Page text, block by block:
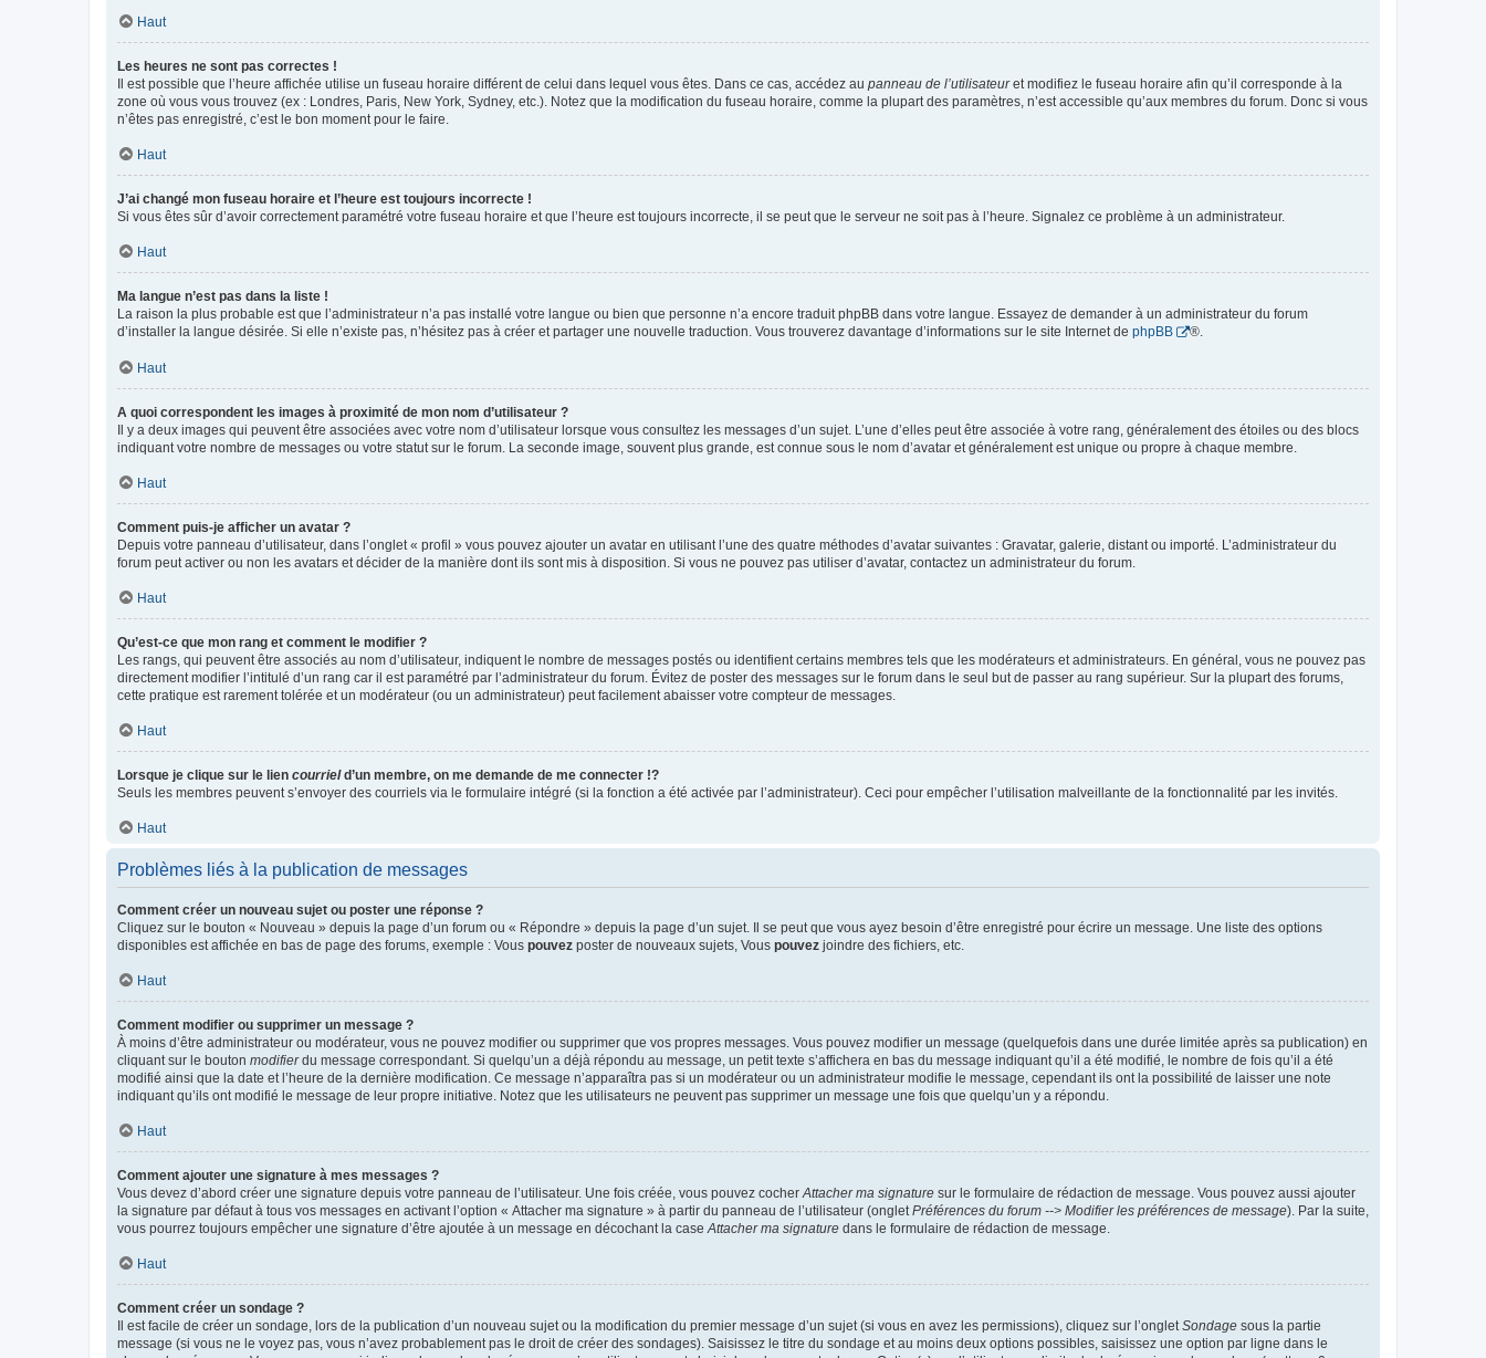
Haut
Les heures ne sont pas correctes !
Il est possible que l’heure affichée utilise un fuseau horaire différent de celui dans lequel vous êtes. Dans ce cas, accédez au panneau de l’utilisateuret modifiez le fuseau horaire afin qu’il corresponde à la
zone où vous vous trouvez (ex : Londres, Paris, New York, Sydney, etc.). Notez que la modification du fuseau horaire, comme la plupart des paramètres, n’est accessible qu’aux membres du forum. Donc si vous
n’êtes pas enregistré, c’est le bon moment pour le faire.
Haut
J’ai changé mon fuseau horaire et l’heure est toujours incorrecte !
Si vous êtes sûr d’avoir correctement paramétré votre fuseau horaire et que l’heure est toujours incorrecte, il se peut que le serveur ne soit pas à l’heure. Signalez ce problème à un administrateur.
Haut
Ma langue n’est pas dans la liste !
La raison la plus probable est que l’administrateur n’a pas installé votre langue ou bien que personne n’a encore traduit phpBB dans votre langue. Essayez de demander à un administrateur du forum
d’installer la langue désirée. Si elle n’existe pas, n’hésitez pas à créer et partager une nouvelle traduction. Vous trouverez davantage d’informations sur le site Internet de phpBB ®.
Haut
A quoi correspondent les images à proximité de mon nom d’utilisateur ?
Il y a deux images qui peuvent être associées avec votre nom d’utilisateur lorsque vous consultez les messages d’un sujet. L’une d’elles peut être associée à votre rang, généralement des étoiles ou des blocs
indiquant votre nombre de messages ou votre statut sur le forum. La seconde image, souvent plus grande, est connue sous le nom d’avatar et généralement est unique ou propre à chaque membre.
Haut
Comment puis-je afficher un avatar ?
Depuis votre panneau d’utilisateur, dans l’onglet « profil » vous pouvez ajouter un avatar en utilisant l’une des quatre méthodes d’avatar suivantes : Gravatar, galerie, distant ou importé. L’administrateur du
forum peut activer ou non les avatars et décider de la manière dont ils sont mis à disposition. Si vous ne pouvez pas utiliser d’avatar, contactez un administrateur du forum.
Haut
Qu’est-ce que mon rang et comment le modifier ?
Les rangs, qui peuvent être associés au nom d’utilisateur, indiquent le nombre de messages postés ou identifient certains membres tels que les modérateurs et administrateurs. En général, vous ne pouvez pas
directement modifier l’intitulé d’un rang car il est paramétré par l’administrateur du forum. Évitez de poster des messages sur le forum dans le seul but de passer au rang supérieur. Sur la plupart des forums,
cette pratique est rarement tolérée et un modérateur (ou un administrateur) peut facilement abaisser votre compteur de messages.
Haut
Lorsque je clique sur le lien courrield’un membre, on me demande de me connecter !?
Seuls les membres peuvent s’envoyer des courriels via le formulaire intégré (si la fonction a été activée par l’administrateur). Ceci pour empêcher l’utilisation malveillante de la fonctionnalité par les invités.
Haut
Problèmes liés à la publication de messages
Comment créer un nouveau sujet ou poster une réponse ?
Cliquez sur le bouton « Nouveau » depuis la page d’un forum ou « Répondre » depuis la page d’un sujet. Il se peut que vous ayez besoin d’être enregistré pour écrire un message. Une liste des options
disponibles est affichée en bas de page des forums, exemple : Vous pouvez poster de nouveaux sujets, Vous pouvez joindre des fichiers, etc.
Haut
Comment modifier ou supprimer un message ?
À moins d’être administrateur ou modérateur, vous ne pouvez modifier ou supprimer que vos propres messages. Vous pouvez modifier un message (quelquefois dans une durée limitée après sa publication) en
cliquant sur le bouton modifierdu message correspondant. Si quelqu’un a déjà répondu au message, un petit texte s’affichera en bas du message indiquant qu’il a été modifié, le nombre de fois qu’il a été
modifié ainsi que la date et l’heure de la dernière modification. Ce message n’apparaîtra pas si un modérateur ou un administrateur modifie le message, cependant ils ont la possibilité de laisser une note
indiquant qu’ils ont modifié le message de leur propre initiative. Notez que les utilisateurs ne peuvent pas supprimer un message une fois que quelqu’un y a répondu.
Haut
Comment ajouter une signature à mes messages ?
Vous devez d’abord créer une signature depuis votre panneau de l’utilisateur. Une fois créée, vous pouvez cocherAttacher ma signature sur le formulaire de rédaction de message. Vous pouvez aussi ajouter
la signature par défaut à tous vos messages en activant l’option « Attacher ma signature » à partir du panneau de l’utilisateur (ongletPréférences du forum --> Modifier les préférences de message). Par la suite,
vous pourrez toujours empêcher une signature d’être ajoutée à un message en décochant la caseAttacher ma signature dans le formulaire de rédaction de message.
Haut
Comment créer un sondage ?
Il est facile de créer un sondage, lors de la publication d’un nouveau sujet ou la modification du premier message d’un sujet (si vous en avez les permissions), cliquez sur l’ongletSondage sous la partie
message (si vous ne le voyez pas, vous n’avez probablement pas le droit de créer des sondages). Saisissez le titre du sondage et au moins deux options possibles, saisissez une option par ligne dans le